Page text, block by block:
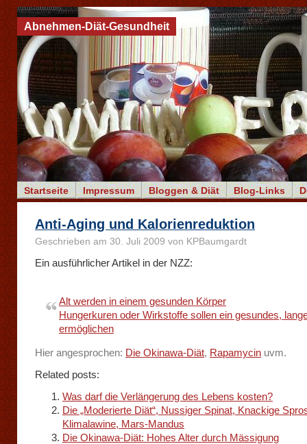
Startseite Impressum Bloggen & Diät Blog-Links
Abnehmen-Diät-Gesundheit
Anti-Aging und Kalorienreduktion
Geschrieben am 30. Juli 2009 von KPBaumgardt
Ein ausführlicher Artikel in der NZZ:
Alt werden in einem gesunden Körper
Hungerkuren oder Wirkstoffe sollen ein gesundes,
ermöglichen
Hier angesprochen: Die Okinawa-Diät, Rapamycin uvm.
Related posts:
Was darf die Verlängerung des Lebens kosten?
Die „Moderierte Diät“, Nussiger Spinat, Knackige
Klimalawine, Mars-Mandus
Die Okinawa-Diät: Hohes Alter durch Mässigung